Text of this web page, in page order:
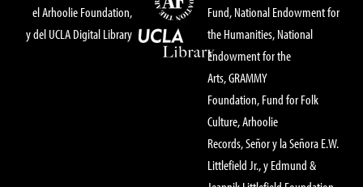
el Arhoolie Foundation,
y del UCLA Digital Library
Fund, National Endowment for
the Humanities, National
Endowment for the
Arts, GRAMMY
Foundation, Fund for Folk
Culture, Arhoolie
Records, Señor y la Señora E.W.
Littlefield Jr., y Edmund &